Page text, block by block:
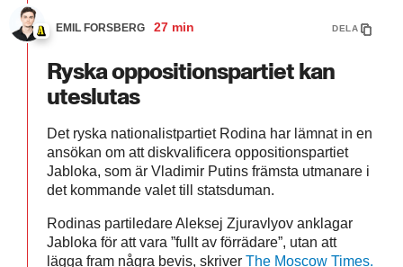
EMIL FORSBERG 27 min DELA
Ryska oppositionspartiet kan
uteslutas
Det ryska nationalistpartiet Rodina har lämnat in en
ansökan om att diskvalificera oppositionspartiet
Jabloka, som är Vladimir Putins främsta utmanare i
det kommande valet till statsduman.
Rodinas partiledare Aleksej Zjuravlyov anklagar
Jabloka för att vara ”fullt av förrädare”, utan att
lägga fram några bevis, skriver The Moscow Times.